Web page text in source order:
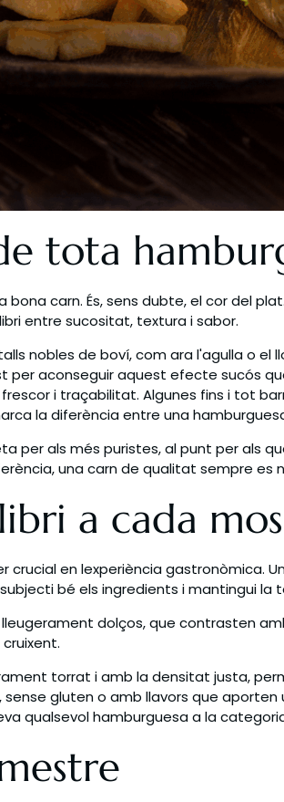
tota
carn. És, sens dubte, el cor del
entre sucositat, textura i sabor.
nobles de boví, com ara l'agulla o el
per aconseguir aquest efecte sucós
i traçabilitat. Algunes fins i tot
la diferència entre una
per als més puristes, al punt per als
una carn de qualitat sempre es
a cada mos
crucial en lexperiència gastronòmica.
bé els ingredients i mantingui la
lleugerament dolços, que contrasten
torrat i amb la densitat justa,
gluten o amb llavors que
qualsevol hamburguesa a la